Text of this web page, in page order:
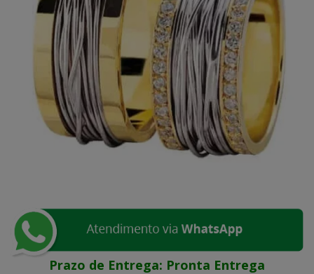
Prazo de Entrega: Pronta Entrega